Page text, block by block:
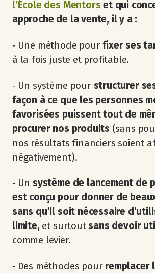
l’École des Mentors et qui
approche de la vente, il y a :
‐ Une méthode pourfixer ses
à la fois juste et profitable.
‐ Un système pour structurer
façon à ce que les personnes
favorisées puissent tout de
procurer nos produits (sans
nos résultats financiers soient
négativement).
‐ Unsystème de lancement de
est conçu pour donner de
sans qu’il soit nécessaire
limite, et surtoutsans devoir
comme levier.
‐ Des méthodes pour remplacer